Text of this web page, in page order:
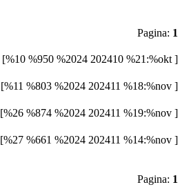
Pagina: 1
[%10 %950 %2024 202410 %21:%okt ]
[%11 %803 %2024 202411 %18:%nov ]
[%26 %874 %2024 202411 %19:%nov ]
[%27 %661 %2024 202411 %14:%nov ]
Pagina: 1